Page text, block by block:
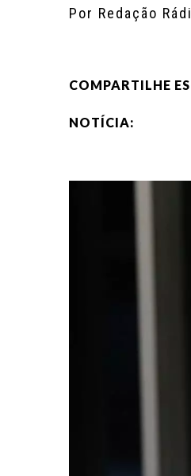
Por Redação
COMPARTILHE
NOTÍCIA: